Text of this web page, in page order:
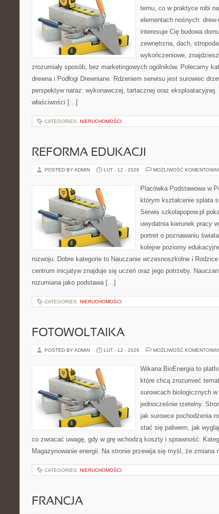
temu, co w praktyce robi
elementach nośnych:
interesuje Cię budowa
zewnętrzna, dach,
wykończeniowe,
zrozumiały sposób, bez marketingowych ogólników. Polecamy
drewna i Podłogi Drewniane. Rdzeniem serwisu jest surowiec
perspektyw naraz: wykonawczej, tartacznej oraz
właściwości […]
CATEGORIES: NIERUCHOMOŚCI
REFORMA EDUKACJI
POSTED BY ADMIN LUT - 12 - 2026 MOŻLIWOŚĆ
Placówka Podstawowa w
którym kształcenie splata
Serwis szkolapopow.pl
uwydatnia kierunek pracy
portret o poznawaniu
kolejne poziomy
rozwoju. Dobre kategorie to Nauczanie wczesnoszkolne i
centrum inicjatyw znajduje się uczeń oraz jego potrzeby.
rozumiana jako podstawa […]
CATEGORIES: NIERUCHOMOŚCI
FOTOWOLTAIKA
POSTED BY ADMIN LUT - 12 - 2026 MOŻLIWOŚĆ
Wikana BioEnergia to
które chcą zrozumieć
surowcach biologicznych
jednocześnie rzetelny.
jak surowce pochodzenia
stać się paliwem, jak
co zwracać uwagę, gdy w grę wchodzą koszty i sprawność.
Magazynowanie energii. Na stronie przewija się myśl, że
CATEGORIES: NIERUCHOMOŚCI
FRANCJA